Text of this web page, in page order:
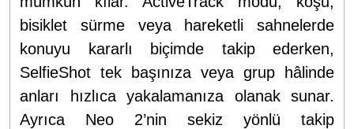
bisiklet sürme veya hareketli sahnelerde
konuyu kararlı biçimde takip ederken,
SelfieShot tek başınıza veya grup hâlinde
anları hızlıca yakalamanıza olanak sunar.
Ayrıca Neo 2’nin sekiz yönlü takip